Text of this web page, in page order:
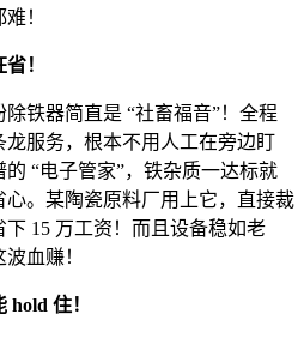
！
！
除铁器简直是 “社畜福音”！全程
服务，根本不用人工在旁边盯
的 “电子管家”，铁杂质一达标就
。某陶瓷原料厂用上它，直接裁
下 15 万工资！而且设备稳如老
血赚！
hold 住！